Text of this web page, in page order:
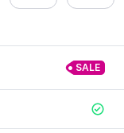
SALE